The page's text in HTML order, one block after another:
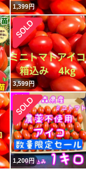
1,399円
3,599円
1,200円